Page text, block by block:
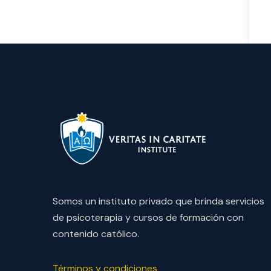
Somos un instituto privado que brinda servicios
de psicoterapia y cursos de formación con
contenido católico.
Términos y condiciones